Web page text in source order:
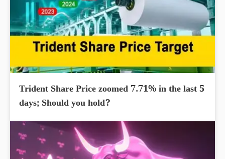
Trident Share Price zoomed 7.71% in the last 5
days; Should you hold?